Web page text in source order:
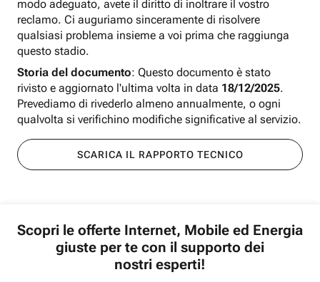
modo adeguato, avete il diritto di inoltrare il vostro
reclamo. Ci auguriamo sinceramente di risolvere
qualsiasi problema insieme a voi prima che raggiunga
questo stadio.
Storia del documento: Questo documento è stato
rivisto e aggiornato l'ultima volta in data 18/12/2025.
Prevediamo di rivederlo almeno annualmente, o ogni
qualvolta si verifichino modifiche significative al servizio.
SCARICA IL RAPPORTO TECNICO
Scopri le offerte Internet, Mobile ed Energia
giuste per te con il supporto dei
nostri esperti!